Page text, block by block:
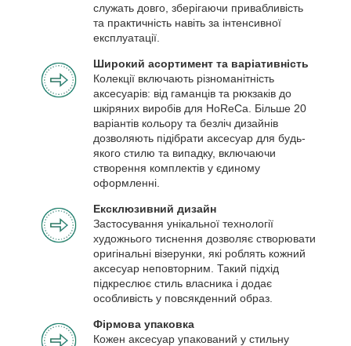
служать довго, зберігаючи привабливість
та практичність навіть за інтенсивної
експлуатації.
Широкий асортимент та варіативність
Колекції включають різноманітність
аксесуарів: від гаманців та рюкзаків до
шкіряних виробів для HoReCa. Більше 20
варіантів кольору та безліч дизайнів
дозволяють підібрати аксесуар для будь-
якого стилю та випадку, включаючи
створення комплектів у єдиному
оформленні.
Ексклюзивний дизайн
Застосування унікальної технології
художнього тиснення дозволяє створювати
оригінальні візерунки, які роблять кожний
аксесуар неповторним. Такий підхід
підкреслює стиль власника і додає
особливість у повсякденний образ.
Фірмова упаковка
Кожен аксесуар упакований у стильну